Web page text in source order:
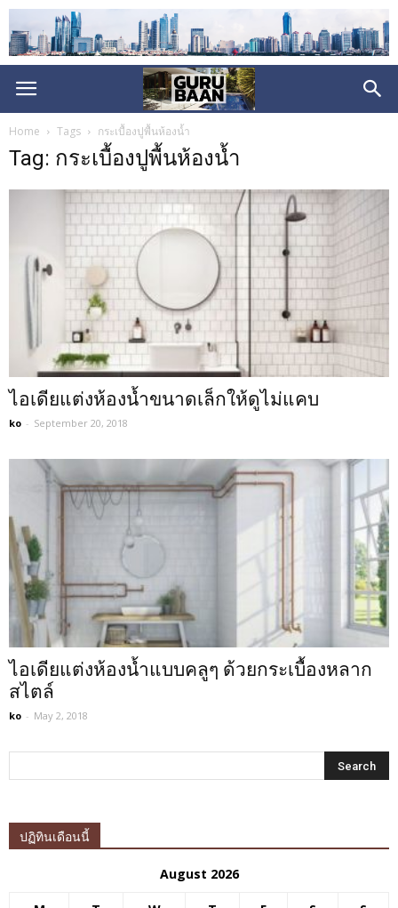
Home Tags กระเบื้องปูพื้นห้องน้ำ
Tag: กระเบื้องปูพื้นห้องน้ำ
ไอเดียแต่งห้องน้ำขนาดเล็กให้ดูไม่แคบ
ko - September 20, 2018
ไอเดียแต่งห้องน้ำแบบคลูๆ ด้วยกระเบื้องหลาก
สไตล์
ko - May 2, 2018
ปฏิทินเดือนนี้
August 2026